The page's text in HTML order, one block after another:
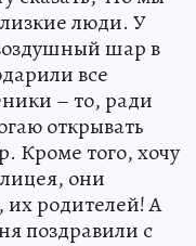
люди. У
шар в
все
– то, ради
открывать
Кроме того, хочу
они
их родителей! А
поздравили с